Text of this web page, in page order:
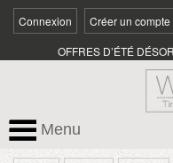
Connexion Créer un compte
OFFRES D’ÉTÉ
Menu